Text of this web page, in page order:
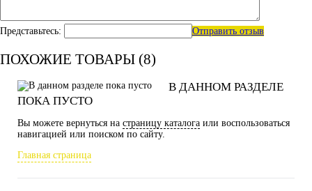
Представьтесь: Отправить отзыв
ПОХОЖИЕ ТОВАРЫ (8)
В ДАННОМ РАЗДЕЛЕ
ПОКА ПУСТО
Вы можете вернуться на страницу каталога или воспользоваться
навигацией или поиском по сайту.
Главная страница